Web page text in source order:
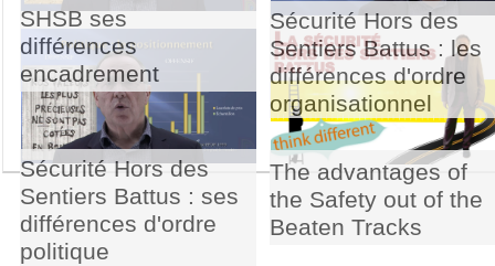
SHSB ses
différences
encadrement
Sécurité Hors des
Sentiers Battus : les
différences d'ordre
organisationnel
Sécurité Hors des
Sentiers Battus : ses
différences d'ordre
politique
The advantages of
the Safety out of the
Beaten Tracks